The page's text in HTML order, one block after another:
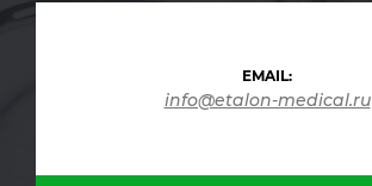
EMAIL:
info@etalon-medical.ru